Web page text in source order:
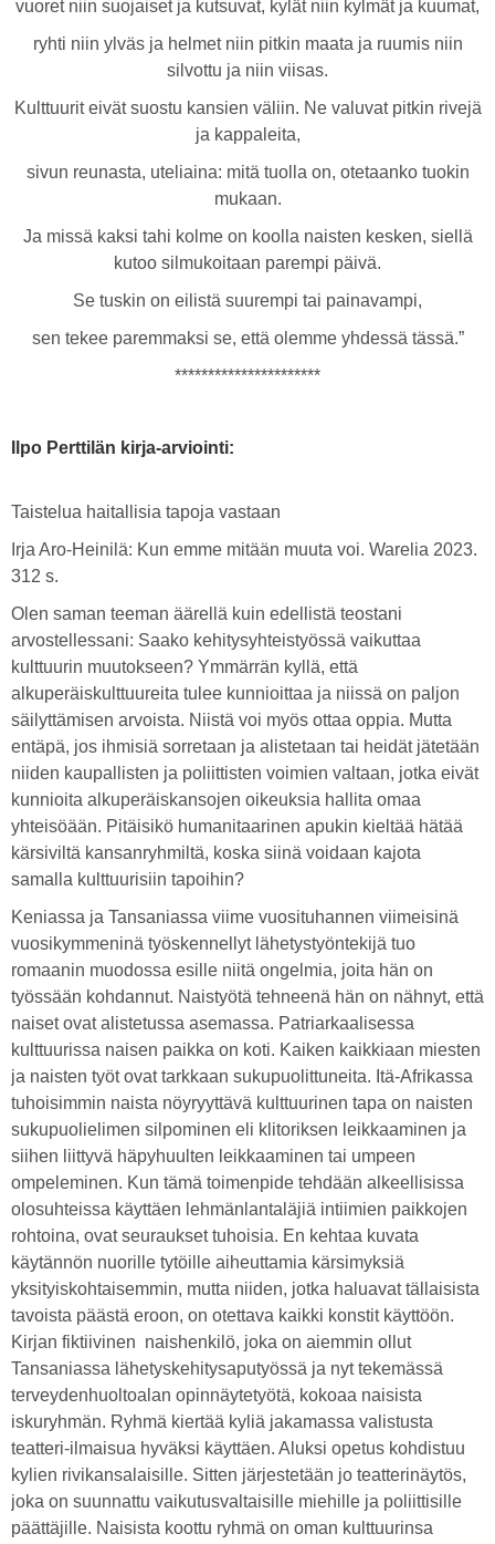
vuoret niin suojaiset ja kutsuvat, kylät niin kylmät ja kuumat,
ryhti niin ylväs ja helmet niin pitkin maata ja ruumis niin
silvottu ja niin viisas.
Kulttuurit eivät suostu kansien väliin. Ne valuvat pitkin rivejä
ja kappaleita,
sivun reunasta, uteliaina: mitä tuolla on, otetaanko tuokin
mukaan.
Ja missä kaksi tahi kolme on koolla naisten kesken, siellä
kutoo silmukoitaan parempi päivä.
Se tuskin on eilistä suurempi tai painavampi,
sen tekee paremmaksi se, että olemme yhdessä tässä.”
**********************
Ilpo Perttilän kirja-arviointi:
Taistelua haitallisia tapoja vastaan
Irja Aro-Heinilä: Kun emme mitään muuta voi. Warelia 2023.
312 s.
Olen saman teeman äärellä kuin edellistä teostani
arvostellessani: Saako kehitysyhteistyössä vaikuttaa
kulttuurin muutokseen? Ymmärrän kyllä, että
alkuperäiskulttuureita tulee kunnioittaa ja niissä on paljon
säilyttämisen arvoista. Niistä voi myös ottaa oppia. Mutta
entäpä, jos ihmisiä sorretaan ja alistetaan tai heidät jätetään
niiden kaupallisten ja poliittisten voimien valtaan, jotka eivät
kunnioita alkuperäiskansojen oikeuksia hallita omaa
yhteisöään. Pitäisikö humanitaarinen apukin kieltää hätää
kärsiviltä kansanryhmiltä, koska siinä voidaan kajota
samalla kulttuurisiin tapoihin?
Keniassa ja Tansaniassa viime vuosituhannen viimeisinä
vuosikymmeninä työskennellyt lähetystyöntekijä tuo
romaanin muodossa esille niitä ongelmia, joita hän on
työssään kohdannut. Naistyötä tehneenä hän on nähnyt, että
naiset ovat alistetussa asemassa. Patriarkaalisessa
kulttuurissa naisen paikka on koti. Kaiken kaikkiaan miesten
ja naisten työt ovat tarkkaan sukupuolittuneita. Itä-Afrikassa
tuhoisimmin naista nöyryyttävä kulttuurinen tapa on naisten
sukupuolielimen silpominen eli klitoriksen leikkaaminen ja
siihen liittyvä häpyhuulten leikkaaminen tai umpeen
ompeleminen. Kun tämä toimenpide tehdään alkeellisissa
olosuhteissa käyttäen lehmänlantaläjiä intiimien paikkojen
rohtoina, ovat seuraukset tuhoisia. En kehtaa kuvata
käytännön nuorille tytöille aiheuttamia kärsimyksiä
yksityiskohtaisemmin, mutta niiden, jotka haluavat tällaisista
tavoista päästä eroon, on otettava kaikki konstit käyttöön.
Kirjan fiktiivinen naishenkilö, joka on aiemmin ollut
Tansaniassa lähetyskehitysaputyössä ja nyt tekemässä
terveydenhuoltoalan opinnäytetyötä, kokoaa naisista
iskuryhmän. Ryhmä kiertää kyliä jakamassa valistusta
teatteri-ilmaisua hyväksi käyttäen. Aluksi opetus kohdistuu
kylien rivikansalaisille. Sitten järjestetään jo teatterinäytös,
joka on suunnattu vaikutusvaltaisille miehille ja poliittisille
päättäjille. Naisista koottu ryhmä on oman kulttuurinsa